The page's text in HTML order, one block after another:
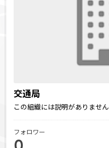
交通局
この組織には説明がありません
フォロワー